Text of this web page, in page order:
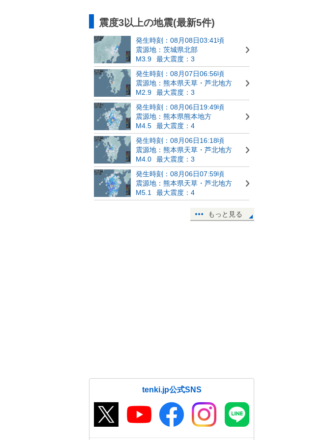
震度3以上の地震(最新5件)
発生時刻：08月08日03:41頃
震源地：茨城県北部
M3.9
最大震度：3
発生時刻：08月07日06:56頃
震源地：熊本県天草・芦北地方
M2.9
最大震度：3
発生時刻：08月06日19:49頃
震源地：熊本県熊本地方
M4.5
最大震度：4
発生時刻：08月06日16:18頃
震源地：熊本県天草・芦北地方
M4.0
最大震度：3
発生時刻：08月06日07:59頃
震源地：熊本県天草・芦北地方
M5.1
最大震度：4
もっと見る
tenki.jp公式SNS